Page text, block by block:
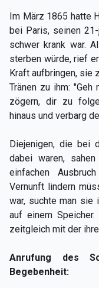
Im März 1865 hatte
bei Paris, seinen
schwer krank war.
sterben würde, rief
Kraft aufbringen, sie
Tränen zu ihm:
zögern, dir zu
hinaus und verbarg
Diejenigen, die bei
dabei waren,
einfachen
Vernunft lindern
war, suchte man sie
auf einem
zeitgleich mit der
Anrufung des
Begebenheit: